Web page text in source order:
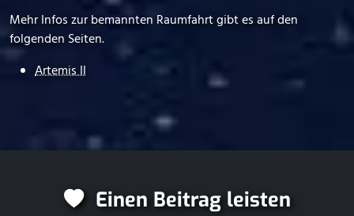
Mehr Infos zur bemannten Raumfahrt gibt es auf den
folgenden Seiten.
Artemis II
Einen Beitrag leisten